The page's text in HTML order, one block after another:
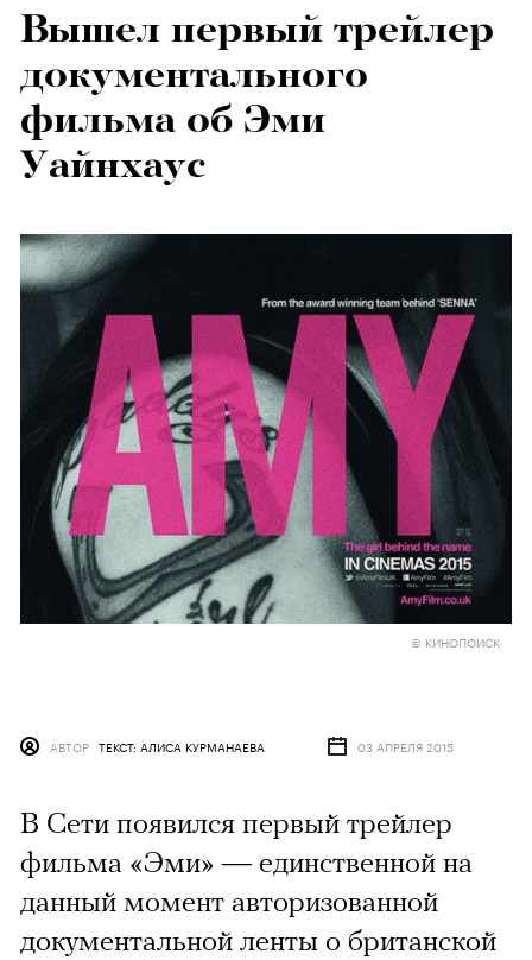
Вышел первый трейлер
документального
фильма об Эми
Уайнхаус
© КИНОПОИСК
АВТОР ТЕКСТ: АЛИСА КУРМАНАЕВА 03 АПРЕЛЯ 2015
В Сети появился первый трейлер
фильма «Эми» — единственной на
данный момент авторизованной
документальной ленты о британской